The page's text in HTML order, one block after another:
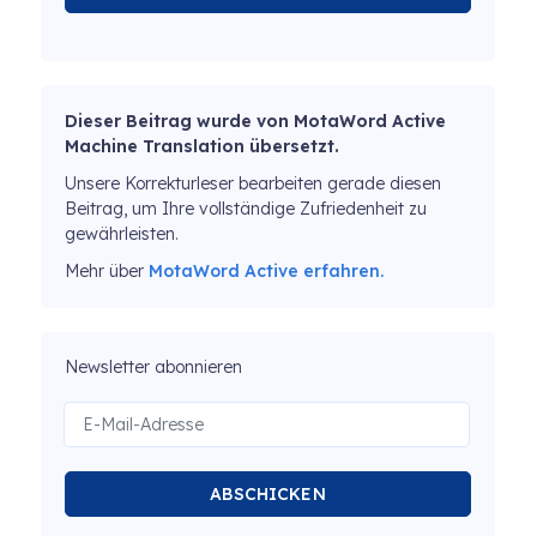
Dieser Beitrag wurde von MotaWord Active
Machine Translation übersetzt.
Unsere Korrekturleser bearbeiten gerade diesen
Beitrag, um Ihre vollständige Zufriedenheit zu
gewährleisten.
Mehr über MotaWord Active erfahren.
Newsletter abonnieren
ABSCHICKEN